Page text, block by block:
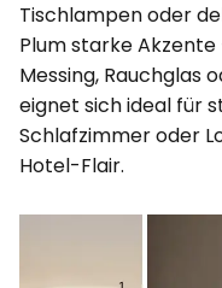
Tischlampen oder
Plum starke
Messing, Rauchglas
eignet sich ideal für
Schlafzimmer oder
Hotel-Flair.